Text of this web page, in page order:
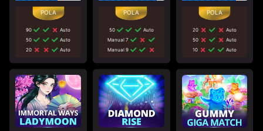
90
Auto
50
Auto
20
Auto
50
Auto
Manual 7
Manual 9
20
Auto
50
Auto
10
Auto